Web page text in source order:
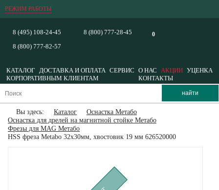
РЕЖИМ РАБОТЫ
0
8 (495) 108-24-45
8 (800) 777-82-57
8 (800) 777-28-45
КАТАЛОГ ДОСТАВКА И ОПЛАТА СЕРВИС О НАС АКЦИИ УЦЕНКА
КОРПОРАТИВНЫМ КЛИЕНТАМ
КОНТАКТЫ
Вы здесь: Каталог
Оснастка Метабо
Оснастка для дрелей на магнитной стойке Метабо
Фрезы для MAG Метабо
HSS фреза Metabo 32x30мм, хвостовик 19 мм 626520000